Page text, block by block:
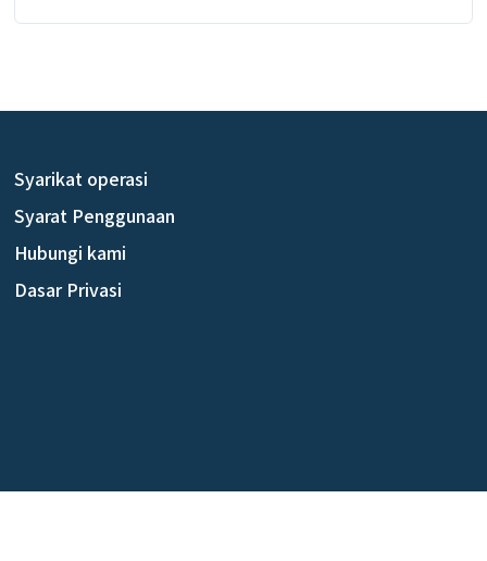
dan kari sup GARAKU
Syarikat operasi
Syarat Penggunaan
Hubungi kami
Dasar Privasi